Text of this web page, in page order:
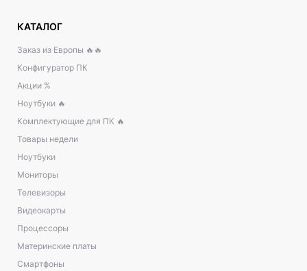
КАТАЛОГ
Заказ из Европы 🔥🔥
Конфигуратор ПК
Акции %
Ноутбуки 🔥
Комплектующие для ПК 🔥
Товары недели
Ноутбуки
Мониторы
Телевизоры
Видеокарты
Процессоры
Материнские платы
Смартфоны